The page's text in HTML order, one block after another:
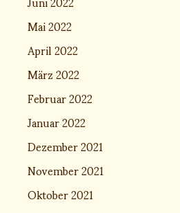
Mai 2022
April 2022
März 2022
Februar 2022
Januar 2022
Dezember 2021
November 2021
Oktober 2021